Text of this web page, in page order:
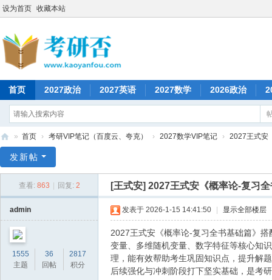
设为首页 收藏本站
首页 2027政治 2027英语 2027数学 2026政治
研
» 首页 › 考研VIP笔记（百度云、夸克） › 2027数学VIP笔记 › 2027王式安
发新帖
查看: 863 回复: 2 [王式安] 2027王式安《概率论-复习
admin
1555
主题
36
回帖
2817
积分
发表于 2026-1-15 14:41:50 显示全部楼层
2027王式安《概率论-复习全书基础篇》
变量、多维随机变量、数字特征等核心知
理，能有效帮助考生巩固知识点，提升解
后续强化与冲刺阶段打下坚实基础，是考